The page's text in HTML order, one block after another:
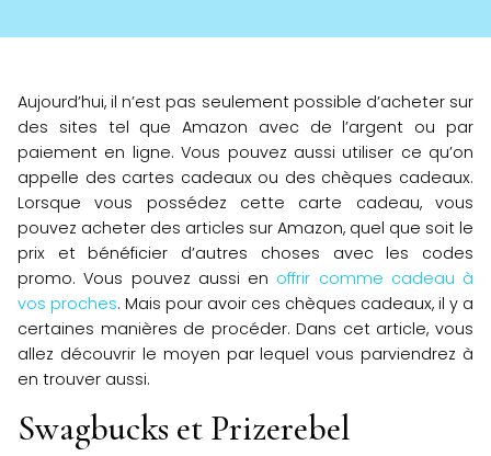
Aujourd’hui, il n’est pas seulement possible d’acheter sur
des sites tel que Amazon avec de l’argent ou par
paiement en ligne. Vous pouvez aussi utiliser ce qu’on
appelle des cartes cadeaux ou des chèques cadeaux.
Lorsque vous possédez cette carte cadeau, vous
pouvez acheter des articles sur Amazon, quel que soit le
prix et bénéficier d’autres choses avec les codes
promo. Vous pouvez aussi en offrir comme cadeau à
vos proches. Mais pour avoir ces chèques cadeaux, il y a
certaines manières de procéder. Dans cet article, vous
allez découvrir le moyen par lequel vous parviendrez à
en trouver aussi.
Swagbucks et Prizerebel